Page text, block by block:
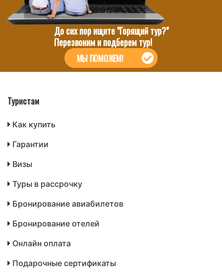
До сих пор ищите "Горящий тур?"
Перезвоним и подберем тур!
МЫ ПОМОЖЕМ!
Туристам
Как купить
Гарантии
Визы
Туры в рассрочку
Бронирование авиабилетов
Бронирование отелей
Онлайн оплата
Подарочные сертификаты